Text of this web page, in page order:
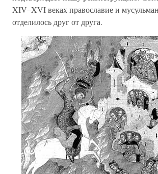
XIV–XVI веках православие и
отделилось друг от друга.